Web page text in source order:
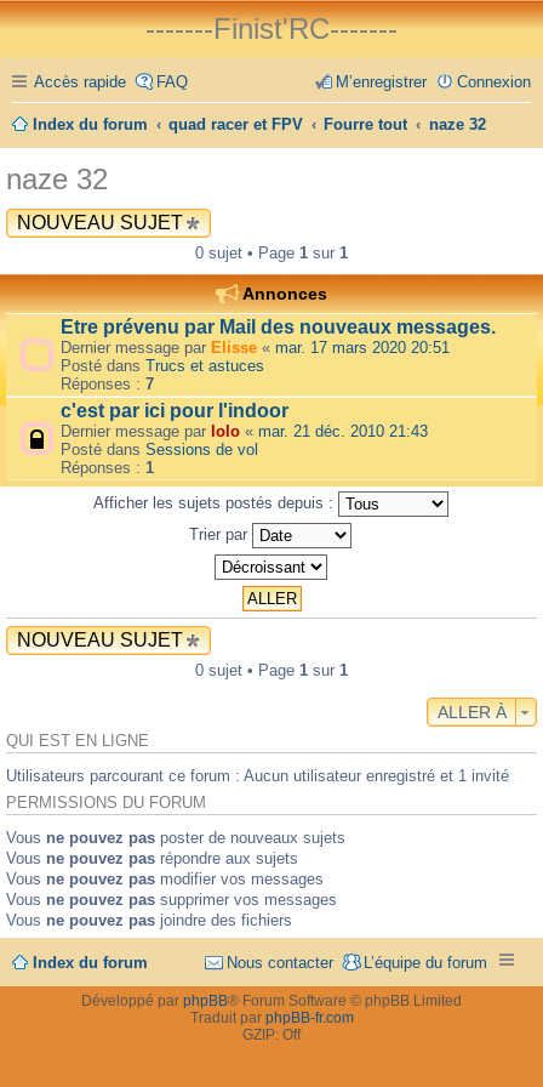
-------Finist'RC-------
Accès rapide FAQ Connexion
M’enregistrer
Index du forum quad racer et FPV Fourre tout naze 32
naze 32
NOUVEAU SUJET
0 sujet • Page 1 sur 1
Annonces
Etre prévenu par Mail des nouveaux messages.
Dernier message par Elisse « mar. 17 mars 2020 20:51
Posté dans Trucs et astuces
Réponses : 7
c'est par ici pour l'indoor
Dernier message par lolo « mar. 21 déc. 2010 21:43
Posté dans Sessions de vol
Réponses : 1
Afficher les sujets postés depuis :
Trier par
NOUVEAU SUJET
0 sujet • Page 1 sur 1
ALLER À
QUI EST EN LIGNE
Utilisateurs parcourant ce forum : Aucun utilisateur enregistré et 1 invité
PERMISSIONS DU FORUM
Vous ne pouvez pas poster de nouveaux sujets
Vous ne pouvez pas répondre aux sujets
Vous ne pouvez pas modifier vos messages
Vous ne pouvez pas supprimer vos messages
Vous ne pouvez pas joindre des fichiers
Index du forum L’équipe du forum
Nous contacter
Développé par phpBB® Forum Software © phpBB Limited
Traduit par phpBB-fr.com
GZIP: Off